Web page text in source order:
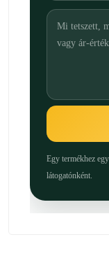
Egy termékhez
látogatónként.